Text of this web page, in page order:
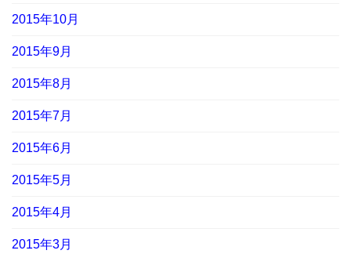
2015年10月
2015年9月
2015年8月
2015年7月
2015年6月
2015年5月
2015年4月
2015年3月